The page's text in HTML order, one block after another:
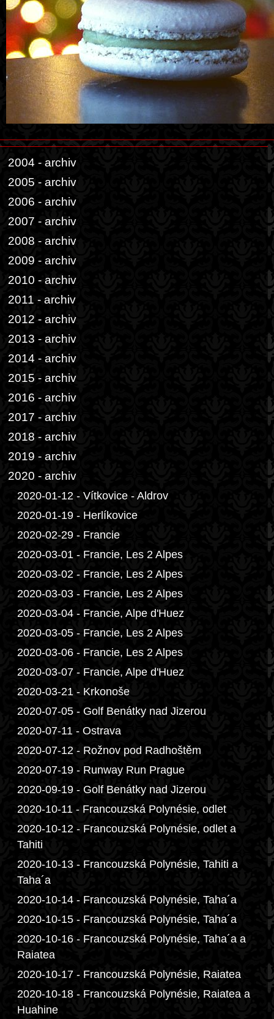
2004 - archiv
2005 - archiv
2006 - archiv
2007 - archiv
2008 - archiv
2009 - archiv
2010 - archiv
2011 - archiv
2012 - archiv
2013 - archiv
2014 - archiv
2015 - archiv
2016 - archiv
2017 - archiv
2018 - archiv
2019 - archiv
2020 - archiv
2020-01-12 - Vítkovice - Aldrov
2020-01-19 - Herlíkovice
2020-02-29 - Francie
2020-03-01 - Francie, Les 2 Alpes
2020-03-02 - Francie, Les 2 Alpes
2020-03-03 - Francie, Les 2 Alpes
2020-03-04 - Francie, Alpe d'Huez
2020-03-05 - Francie, Les 2 Alpes
2020-03-06 - Francie, Les 2 Alpes
2020-03-07 - Francie, Alpe d'Huez
2020-03-21 - Krkonoše
2020-07-05 - Golf Benátky nad Jizerou
2020-07-11 - Ostrava
2020-07-12 - Rožnov pod Radhoštěm
2020-07-19 - Runway Run Prague
2020-09-19 - Golf Benátky nad Jizerou
2020-10-11 - Francouzská Polynésie, odlet
2020-10-12 - Francouzská Polynésie, odlet a
Tahiti
2020-10-13 - Francouzská Polynésie, Tahiti a
Taha´a
2020-10-14 - Francouzská Polynésie, Taha´a
2020-10-15 - Francouzská Polynésie, Taha´a
2020-10-16 - Francouzská Polynésie, Taha´a a
Raiatea
2020-10-17 - Francouzská Polynésie, Raiatea
2020-10-18 - Francouzská Polynésie, Raiatea a
Huahine